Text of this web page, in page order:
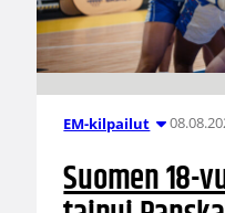
EM-kilpailut
Suomen 18-